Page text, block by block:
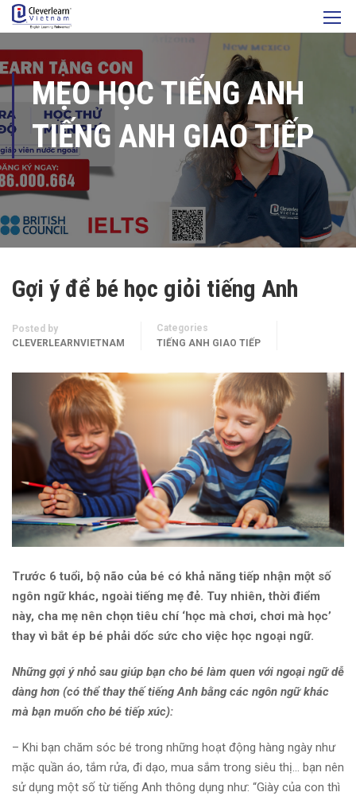
MẸO HỌC TIẾNG ANH
TIẾNG ANH GIAO TIẾP
Gợi ý để bé học giỏi tiếng Anh
Posted by
CLEVERLEARNVIETNAM
Categories
TIẾNG ANH GIAO TIẾP
Trước 6 tuổi, bộ não của bé có khả năng tiếp nhận một số
ngôn ngữ khác, ngoài tiếng mẹ đẻ. Tuy nhiên, thời điểm
này, cha mẹ nên chọn tiêu chí ‘học mà chơi, chơi mà học’
thay vì bắt ép bé phải dốc sức cho việc học ngoại ngữ.
Những gợi ý nhỏ sau giúp bạn cho bé làm quen với ngoại ngữ dễ
dàng hơn (có thể thay thế tiếng Anh bằng các ngôn ngữ khác
mà bạn muốn cho bé tiếp xúc):
– Khi bạn chăm sóc bé trong những hoạt động hàng ngày như
mặc quần áo, tắm rửa, đi dạo, mua sắm trong siêu thị… bạn nên
sử dụng một số từ tiếng Anh thông dụng như: “Giày của con thì